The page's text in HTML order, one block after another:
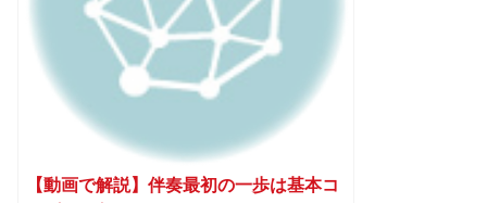
【動画で解説】伴奏最初の一歩は基本コ